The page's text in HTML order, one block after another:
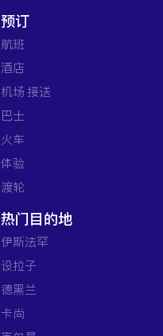
预订
航班
酒店
机场 接送
巴士
火车
体验
渡轮
热门目的地
伊斯法罕
设拉子
德黑兰
卡尚